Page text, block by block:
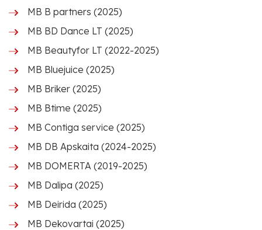
MB B partners (2025)
MB BD Dance LT (2025)
MB Beautyfor LT (2022-2025)
MB Bluejuice (2025)
MB Briker (2025)
MB Btime (2025)
MB Contiga service (2025)
MB DB Apskaita (2024-2025)
MB DOMERTA (2019-2025)
MB Dalipa (2025)
MB Deirida (2025)
MB Dekovartai (2025)